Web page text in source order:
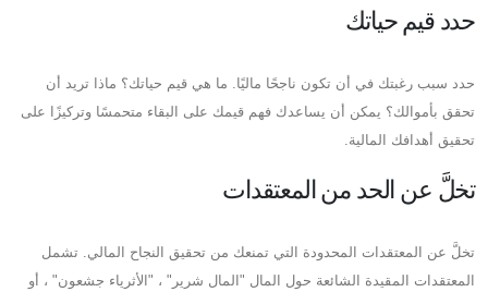
حدد قيم حياتك
حدد سبب رغبتك في أن تكون ناجحًا ماليًا. ما هي قيم حياتك؟ ماذا تريد أن
تحقق بأموالك؟ يمكن أن يساعدك فهم قيمك على البقاء متحمسًا وتركيزًا على
تحقيق أهدافك المالية.
تخلَّ عن الحد من المعتقدات
تخلَّ عن المعتقدات المحدودة التي تمنعك من تحقيق النجاح المالي. تشمل
المعتقدات المقيدة الشائعة حول المال "المال شرير" ، "الأثرياء جشعون" ، أو